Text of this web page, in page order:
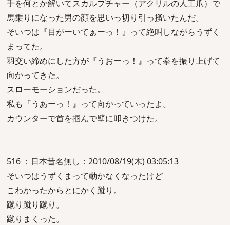
手を何とか解いてスカルプチャー（アクリルの人工爪）で
馬乗りになった男の顔を思いっ切り引っ掻いたんだ。
そいつは『目がーいてぁーっ！』って絶叫しながらうずく
まってた。
羽交い締めにした方が『うおーっ！』って拳を振り上げて
向かってきた。
スローモーションだった。
私も『うあーっ！』って向かっていったよ。
カウンターで首を掴んで壁に叩きつけた。
516 ：日本昔名無し：2010/08/19(木) 03:05:13
そいつはうずくまって動かなくなったけど
こわかったからとにかく蹴り。
蹴り蹴り蹴り。
蹴りまくった。